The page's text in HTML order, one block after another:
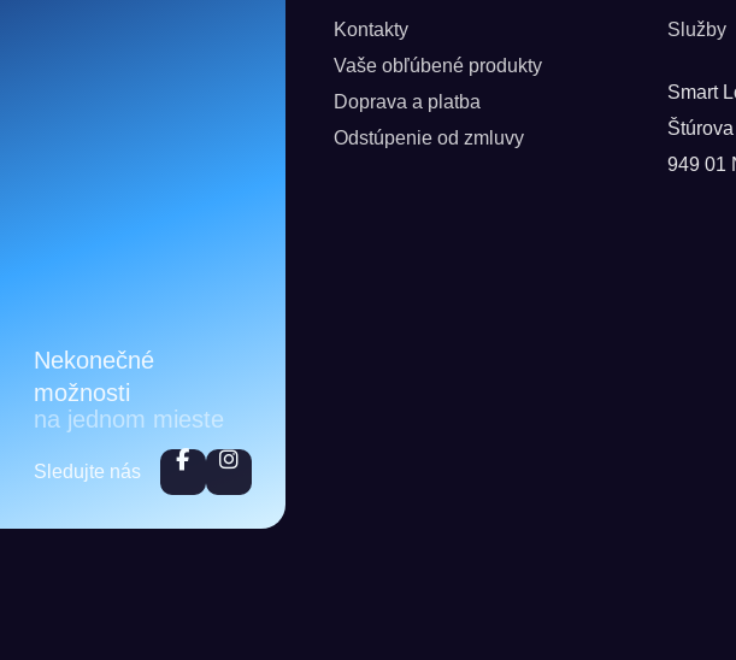
Nekonečné
možnosti
na jednom mieste
Sledujte nás
Kontakty
Vaše obľúbené produkty
Doprava a platba
Odstúpenie od zmluvy
Služby
Smart
949 01